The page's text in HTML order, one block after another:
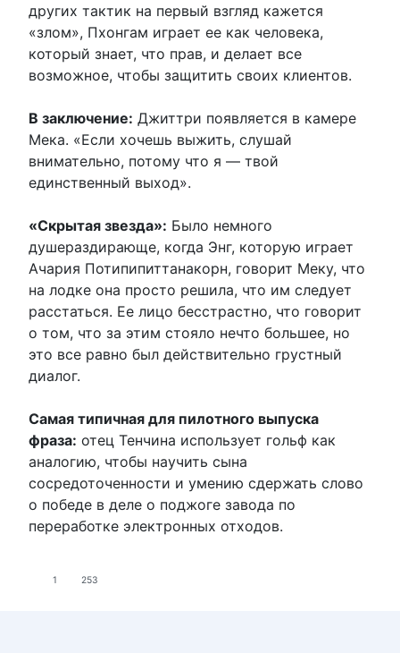
других тактик на первый взгляд кажется
«злом», Пхонгам играет ее как человека,
который знает, что прав, и делает все
возможное, чтобы защитить своих клиентов.
В заключение: Джиттри появляется в камере
Мека. «Если хочешь выжить, слушай
внимательно, потому что я — твой
единственный выход».
«Скрытая звезда»: Было немного
душераздирающе, когда Энг, которую играет
Ачария Потипипиттанакорн, говорит Меку, что
на лодке она просто решила, что им следует
расстаться. Ее лицо бесстрастно, что говорит
о том, что за этим стояло нечто большее, но
это все равно был действительно грустный
диалог.
Самая типичная для пилотного выпуска
фраза: отец Тенчина использует гольф как
аналогию, чтобы научить сына
сосредоточенности и умению сдержать слово
о победе в деле о поджоге завода по
переработке электронных отходов.
1 253